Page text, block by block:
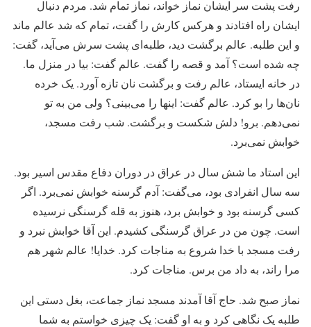
رفت پشت سر ایشان نماز خواند، نماز تمام شد. مردم دنبال
ایشان راه افتادند و هرکس کارش را گفت، تمام که شد عالم ماند
و این طلبه. عالم برگشت دید، طلبه‌ای پشت سرش می‌آید، گفت:
چه شده است؟ آمد و قصه را گفت. عالم گفت: بیا در منزل ما.
در خانه ایستاد، عالم رفت و برگشت نان تازه آورد. یک خرده
نان‌ها را بو کرد. عالم گفت: اینها را می‌بینی؟ ولی من به تو
نمی‌دهم. برو! دلش شکست و برگشت. شب رفت مسجد،
خوابش نمی‌برد.
این استاد ما شش سال در عراق در دوران دفاع مقدس اسیر بود.
سه سال انفرادی بود، می‌گفت: آدم گرسنه خوابش نمی‌برد. اگر
کسی گرسنه بود و خوابش برد، هنوز به قله گرسنگی نرسیده
است. چون من در عراق گرسنگی کشیدم. این آقا خوابش نبرد و
رفت مسجد با خدا شروع به مناجات کرد. خدایا! عالم شهر هم
مرا راند، به داد من برس. مناجات کرد.
نماز صبح شد. حاج آقا آمدند مسجد نماز جماعت، بغل دستی این
طلبه یک نگاهی کرد و به او گفت: یک چیزی خواستم به شما